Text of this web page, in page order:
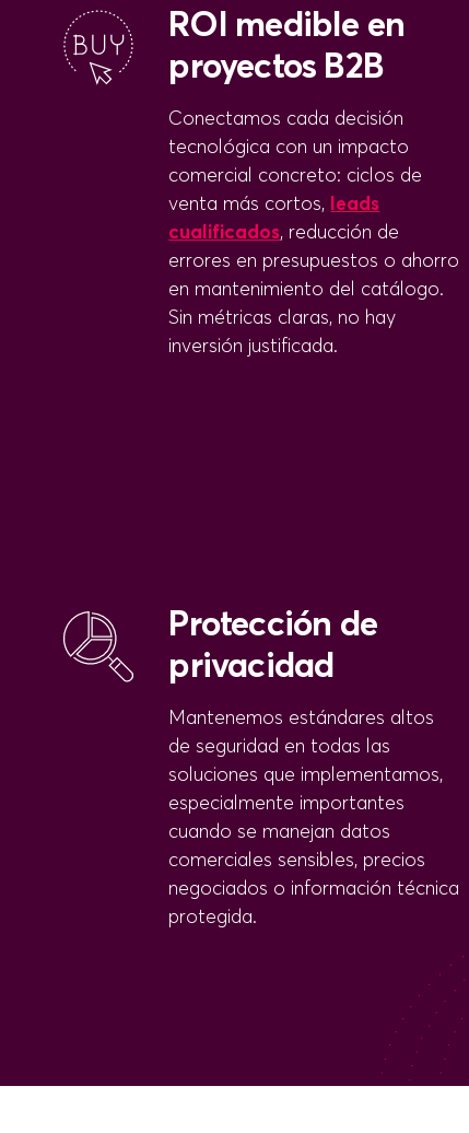
ROI medible en
proyectos B2B
Conectamos cada decisión
tecnológica con un impacto
comercial concreto: ciclos de
venta más cortos, leads
cualificados, reducción de
errores en presupuestos o ahorro
en mantenimiento del catálogo.
Sin métricas claras, no hay
inversión justificada.
Protección de
privacidad
Mantenemos estándares altos
de seguridad en todas las
soluciones que implementamos,
especialmente importantes
cuando se manejan datos
comerciales sensibles, precios
negociados o información técnica
protegida.